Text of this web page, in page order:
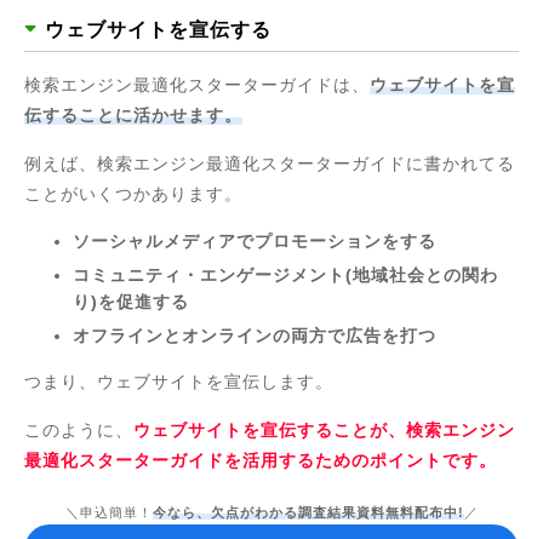
ウェブサイトを宣伝する
検索エンジン最適化スターターガイドは、 ウェブサイトを宣
伝することに活かせます。
例えば、検索エンジン最適化スターターガイドに書かれてる
ことがいくつかあります。
ソーシャルメディアでプロモーションをする
コミュニティ・エンゲージメント(地域社会との関わ
り)を促進する
オフラインとオンラインの両方で広告を打つ
つまり、ウェブサイトを宣伝します。
このように、 ウェブサイトを宣伝することが、検索エンジン
最適化スターターガイドを活用するためのポイントです。
＼申込簡単！ 今なら、欠点がわかる調査結果資料無料配布中!／